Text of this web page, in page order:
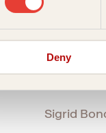
Deny
Sigrid